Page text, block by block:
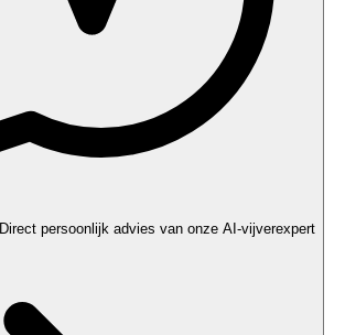
Direct persoonlijk advies van onze AI-vijverexpert